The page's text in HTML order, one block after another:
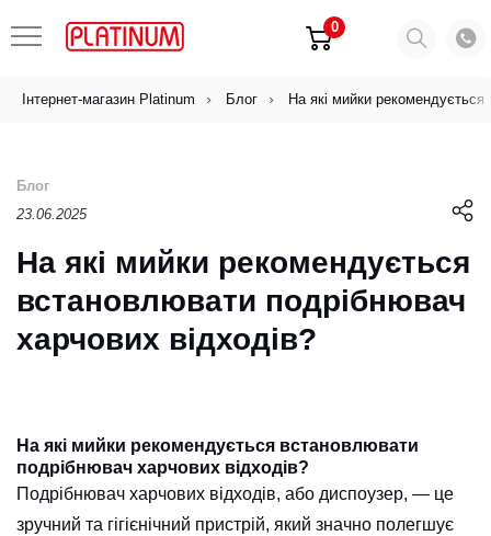
0
Інтернет-магазин Platinum Блог На які мийки
Блог
23.06.2025
На які мийки рекомендується
встановлювати подрібнювач
харчових відходів?
На які мийки рекомендується встановлювати
подрібнювач харчових відходів?
Подрібнювач харчових відходів, або диспоузер, — це
зручний та гігієнічний пристрій, який значно полегшує